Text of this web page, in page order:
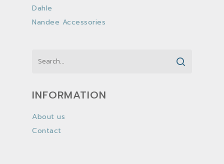
Dahle
Nandee Accessories
INFORMATION
About us
Contact